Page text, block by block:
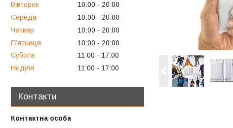
Вівторок
10:00
20:00
Середа
10:00
20:00
Четвер
10:00
20:00
Пʼятниця
10:00
20:00
Субота
11:00
17:00
Неділя
11:00 17:00
Контакти